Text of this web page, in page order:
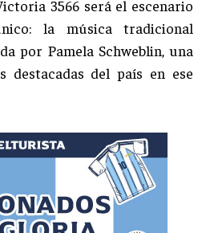
3566 será el escenario
la música tradicional
por Pamela Schweblin, una
destacadas del país en ese